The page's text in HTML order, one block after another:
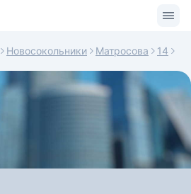
Новосокольники Матросова 14